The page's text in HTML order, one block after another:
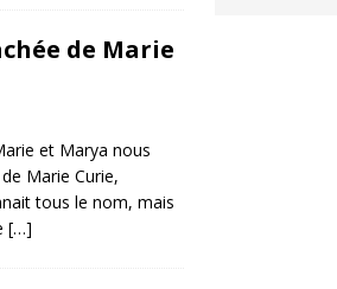
de Marie
et Marya nous
Marie Curie,
tous le nom, mais
[…]